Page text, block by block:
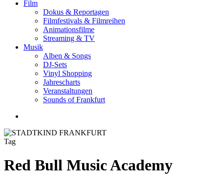
Film
Dokus & Reportagen
Filmfestivals & Filmreihen
Animationsfilme
Streaming & TV
Musik
Alben & Songs
DJ-Sets
Vinyl Shopping
Jahrescharts
Veranstaltungen
Sounds of Frankfurt
Tag
Red Bull Music Academy